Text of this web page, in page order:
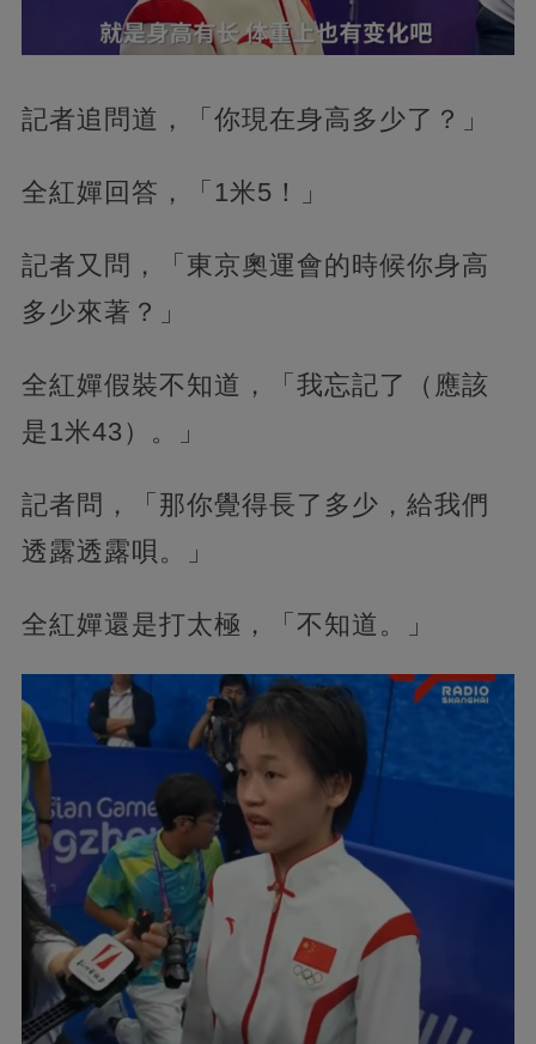
記者追問道，「你現在身高多少了？」
全紅嬋回答，「1米5！」
記者又問，「東京奧運會的時候你身高
多少來著？」
全紅嬋假裝不知道，「我忘記了（應該
是1米43）。」
記者問，「那你覺得長了多少，給我們
透露透露唄。」
全紅嬋還是打太極，「不知道。」